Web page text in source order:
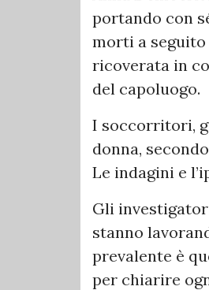
portando con
morti a seguito
ricoverata in
del capoluogo.
I soccorritori,
donna,
Le indagini e
Gli
stanno
prevalente è
per chiarire